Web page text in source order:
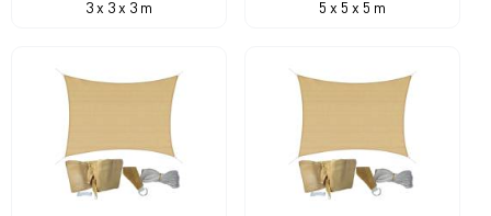
3 x 3 x 3 m 5 x 5 x 5 m